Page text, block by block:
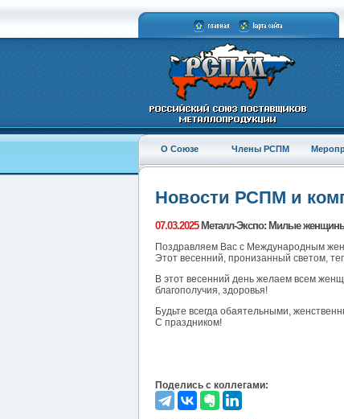
О Союзе Члены РСПМ
Новости РСПМ и
07.03.2025Металл-Экспо: Милые
Поздравляем Вас с Международным
Этот весенний, пронизанный светом,
В этот весенний день желаем всем
благополучия, здоровья!
Будьте всегда обаятельными,
С праздником!
Поделись с коллегами: